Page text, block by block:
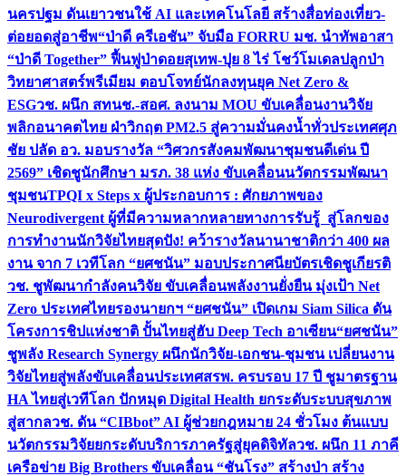
นครปฐม ดันเยาวชนใช้ AI และเทคโนโลยี สร้างสื่อท่องเที่ยว-
ต่อยอดสู่อาชีพ“ป่าดี ครีเอชัน” จับมือ FORRU มช. นำทัพอาสา
“ป่าดี Together” ฟื้นฟูป่าดอยสุเทพ-ปุย 8 ไร่ โชว์โมเดลปลูกป่า
วิทยาศาสตร์พรีเมียม ตอบโจทย์นักลงทุนยุค Net Zero &
ESGวช. ผนึก สทนช.-สอศ. ลงนาม MOU ขับเคลื่อนงานวิจัย
พลิกอนาคตไทย ฝ่าวิกฤต PM2.5 สู่ความมั่นคงน้ำทั่วประเทศศุภ
ชัย ปลัด อว. มอบรางวัล “วิศวกรสังคมพัฒนาชุมชนดีเด่น ปี
2569” เชิดชูนักศึกษา มรภ. 38 แห่ง ขับเคลื่อนนวัตกรรมพัฒนา
ชุมชนTPQI x Steps x ผู้ประกอบการ : ศักยภาพของ
Neurodivergent ผู้ที่มีความหลากหลายทางการรับรู้ สู่โลกของ
การทำงานนักวิจัยไทยสุดปัง! คว้ารางวัลนานาชาติกว่า 400 ผล
งาน จาก 7 เวทีโลก “ยศชนัน” มอบประกาศนียบัตรเชิดชูเกียรติ
วช. ชูพัฒนากำลังคนวิจัย ขับเคลื่อนพลังงานยั่งยืน มุ่งเป้า Net
Zero ประเทศไทยรองนายกฯ “ยศชนัน” เปิดเกม Siam Silica ดัน
โครงการชิปแห่งชาติ ปั้นไทยสู่ฮับ Deep Tech อาเซียน“ยศชนัน”
ชูพลัง Research Synergy ผนึกนักวิจัย-เอกชน-ชุมชน เปลี่ยนงาน
วิจัยไทยสู่พลังขับเคลื่อนประเทศสรพ. ครบรอบ 17 ปี ชูมาตรฐาน
HA ไทยสู่เวทีโลก ปักหมุด Digital Health ยกระดับระบบสุขภาพ
สู่สากลวช. ดัน “CIBbot” AI ผู้ช่วยกฎหมาย 24 ชั่วโมง ต้นแบบ
นวัตกรรมวิจัยยกระดับบริการภาครัฐสู่ยุคดิจิทัลวช. ผนึก 11 ภาคี
เครือข่าย Big Brothers ขับเคลื่อน “ชันโรง” สร้างป่า สร้าง